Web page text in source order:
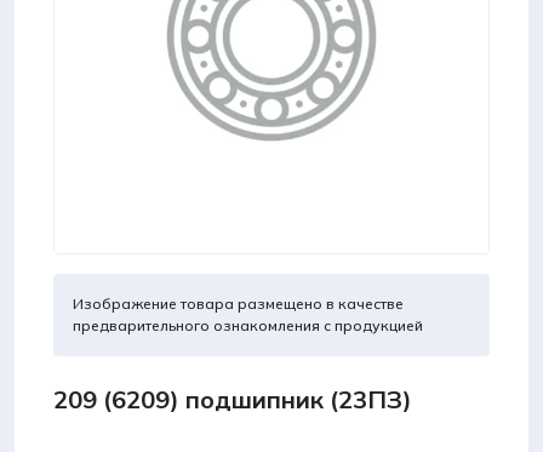
Изображение товара размещено в качестве
предварительного ознакомления с продукцией
209 (6209) подшипник (23ПЗ)